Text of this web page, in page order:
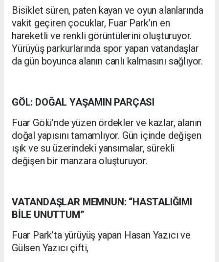
Bisiklet süren, paten kayan ve oyun alanlarında
vakit geçiren çocuklar, Fuar Park’ın en
hareketli ve renkli görüntülerini oluşturuyor.
Yürüyüş parkurlarında spor yapan vatandaşlar
da gün boyunca alanın canlı kalmasını sağlıyor.
GÖL: DOĞAL YAŞAMIN PARÇASI
Fuar Gölü’nde yüzen ördekler ve kazlar, alanın
doğal yapısını tamamlıyor. Gün içinde değişen
ışık ve su üzerindeki yansımalar, sürekli
değişen bir manzara oluşturuyor.
VATANDAŞLAR MEMNUN: “HASTALIĞIMI
BİLE UNUTTUM”
Fuar Park’ta yürüyüş yapan Hasan Yazıcı ve
Gülsen Yazıcı çifti,